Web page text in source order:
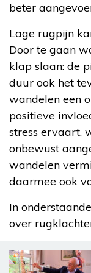
beter
Lage rugpijn
Door te gaan
klap slaan: de
duur ook het
wandelen een
positieve
stress ervaart,
onbewust
wandelen
daarmee ook
In
over